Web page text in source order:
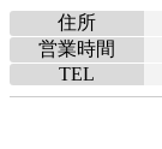
住所
営業時間
TEL